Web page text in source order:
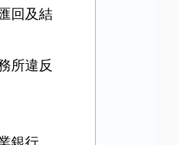
回及結
所違反